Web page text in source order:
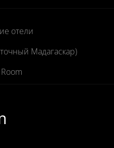
отели
Мадагаскар)